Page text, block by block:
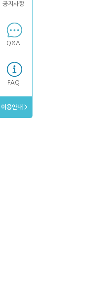
공지사항
Q&A
FAQ
이용안내 >